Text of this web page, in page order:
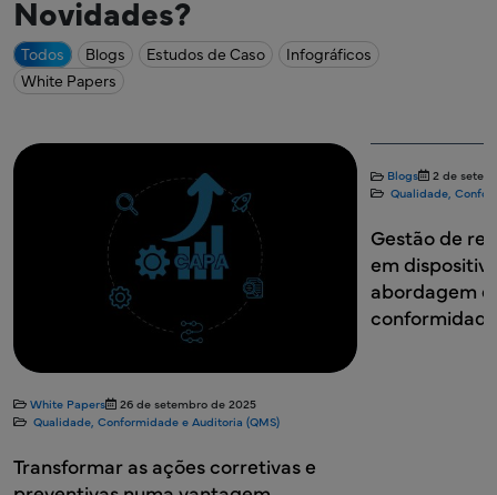
Novidades?
Todos Blogs Estudos de Caso
Infográficos
White Papers
White Papers
26 de setembro de 2025
Qualidade, Conformidade e Auditoria (QMS)
Transformar as ações corretivas e
Blogs
2 de
Qualidade,
Gestão de
em
abordagem